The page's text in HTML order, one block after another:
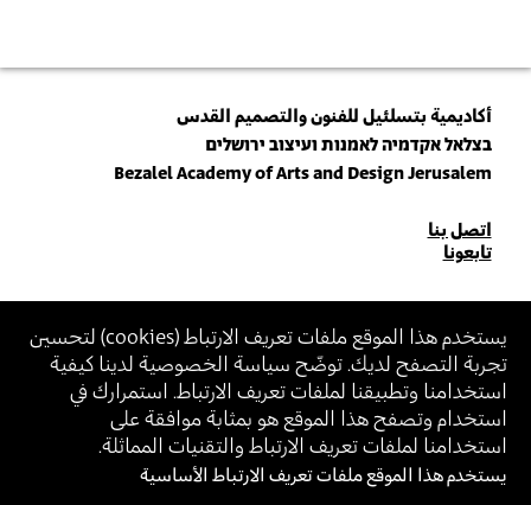
يستخدم هذا الموقع ملفات تعريف الارتباط (cookies) لتحسين
تجربة التصفح لديك. توضّح سياسة الخصوصية لدينا كيفية
استخدامنا وتطبيقنا لملفات تعريف الارتباط. استمرارك في
استخدام وتصفح هذا الموقع هو بمثابة موافقة على
استخدامنا لملفات تعريف الارتباط والتقنيات المماثلة.
يستخدم هذا الموقع ملفات تعريف الارتباط الأساسية
أكاديمية بتسلئيل للفنون والتصميم القدس
בצלאל אקדמיה לאמנות ועיצוב ירושלים
Bezalel Academy of Arts and Design Jerusalem
للاتصال
بنا
اتصل بنا
تابعونا
انضم\ي لنشرتنا البريدية (نيوزلتر)
أدخل\ي عنوان الإيميل
بالانضمام، أنت توافق علىسياسة الخصوصيةوشروط الاستخدام الخاصة ببتسلئيل